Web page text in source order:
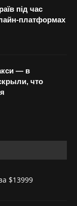
під час
платформах
— в
что
$13999